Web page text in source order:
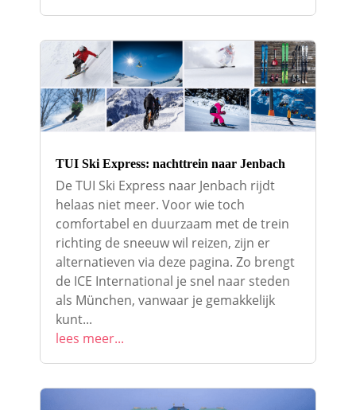
TUI Ski Express: nachttrein naar Jenbach
De TUI Ski Express naar Jenbach rijdt
helaas niet meer. Voor wie toch
comfortabel en duurzaam met de trein
richting de sneeuw wil reizen, zijn er
alternatieven via deze pagina. Zo brengt
de ICE International je snel naar steden
als München, vanwaar je gemakkelijk
kunt...
lees meer...